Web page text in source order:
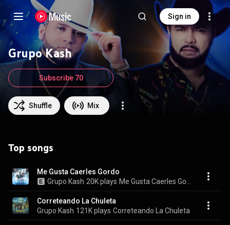
Sign in
Grupo Kash
Shuffle Mix
Subscribe 70
Top songs
Me Gusta Caerles Gordo
Grupo Kash 20K plays
Correteando La Chuleta
Grupo Kash 121K plays Correteando La Chuleta